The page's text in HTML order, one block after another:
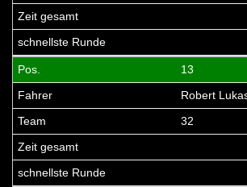
13
Robert
32